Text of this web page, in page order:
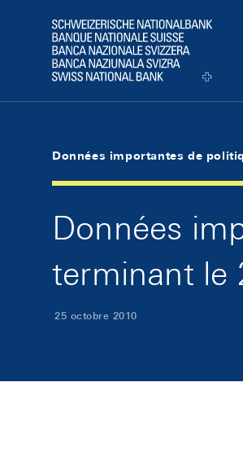
Logo
Données importantes de
Données
terminant le
25 octobre 2010